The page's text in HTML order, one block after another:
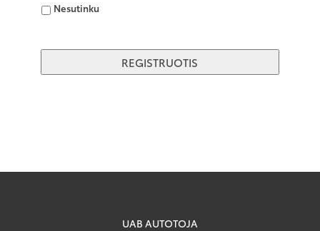
Nesutinku
UAB AUTOTOJA